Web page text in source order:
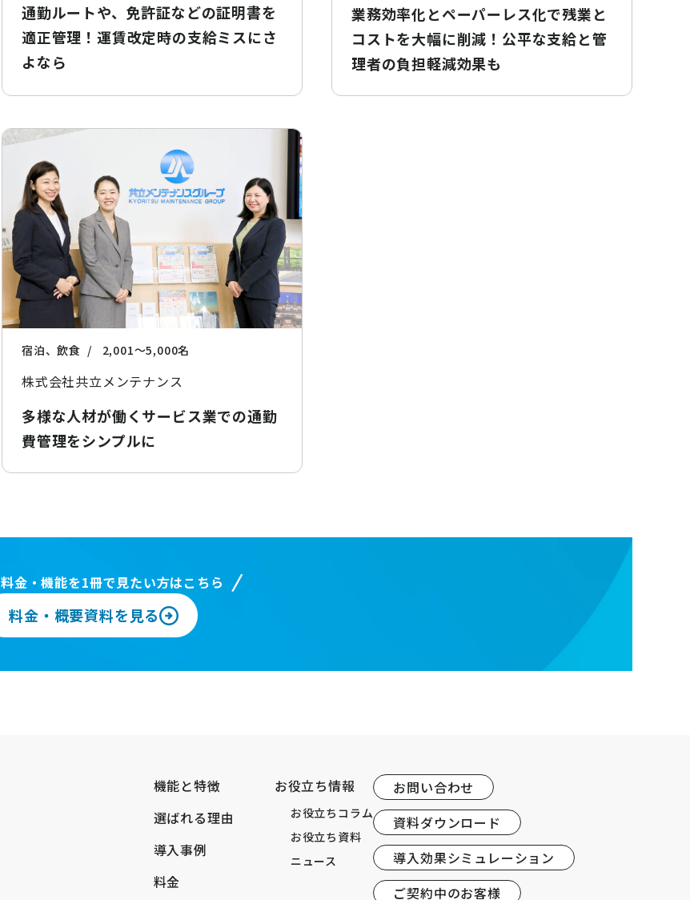
通勤ルートや、免許証などの証明書を
適正管理！運賃改定時の支給ミスにさ
よなら
業務効率化とペーパーレス化で残業と
コストを大幅に削減！公平な支給と管
理者の負担軽減効果も
宿泊、飲食 2,001〜5,000名
株式会社共立メンテナンス
多様な人材が働くサービス業での通勤
費管理をシンプルに
料金・機能を1冊で見たい方はこちら
料金・概要資料を見る
機能と特徴
選ばれる理由
導入事例
料金
お役立ち情報
お役立ちコラム
お役立ち資料
ニュース
お問い合わせ
資料ダウンロード
導入効果シミュレーション
ご契約中のお客様